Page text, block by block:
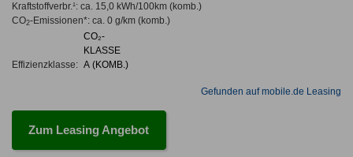
Kraftstoffverbr.¹: ca. 15,0 kWh/100km(komb.)
CO2-Emissionen*: ca. 0 g/km(komb.)
Effizienzklasse:
CO₂-
KLASSE
A (KOMB.)
Gefunden auf mobile.de Leasing
Zum Leasing Angebot